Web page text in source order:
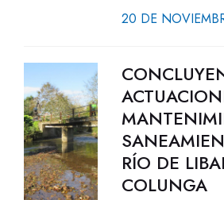
20 DE
RÍO DE
COLUNGA